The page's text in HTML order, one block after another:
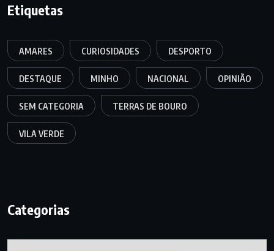
Etiquetas
AMARES CURIOSIDADES DESPORTO
DESTAQUE MINHO NACIONAL OPINIÃO
SEM CATEGORIA TERRAS DE BOURO
VILA VERDE
Categorias